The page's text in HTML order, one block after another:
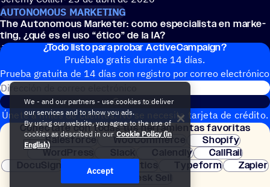
AUTONOMOUS MARKETING
The Auto­no­mous Marke­ter: como espe­cia­lista en marke­
ting, ¿qué es el uso “ético” de la IA?
Jessica Lawlor 09 de diciembre de 2025
¿Todo listo para probar ActiveCampaign?
Pruébalo gratis durante 14 días.
Prueba gratuita de 14 días con regis­tro por correo electrónico
Dirección de correo electrónico
Comenzar
Únete a miles de clientes. No se necesita tarjeta de crédito.
Configuración instantánea.
Conéc­tate con todas tus herramientas favoritas
Salesforce
WooCommerce
Shopify
WordPress
Slack Calendly
CallRail
DocuSign
Google Analytics Typeform
Zapier
Zendesk Sell
We - and our partners - use cookies to deliver
our services and to show you ads.
By using our website, you agree to the use of
cookies as described in our Cookie Policy (in
English)
Accept